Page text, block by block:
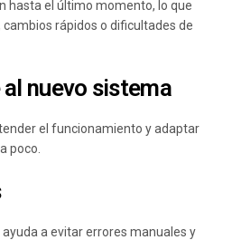
hasta el último momento, lo que
rápidos o dificultades de
nuevo sistema
el funcionamiento y adaptar
poco.
a evitar errores manuales y